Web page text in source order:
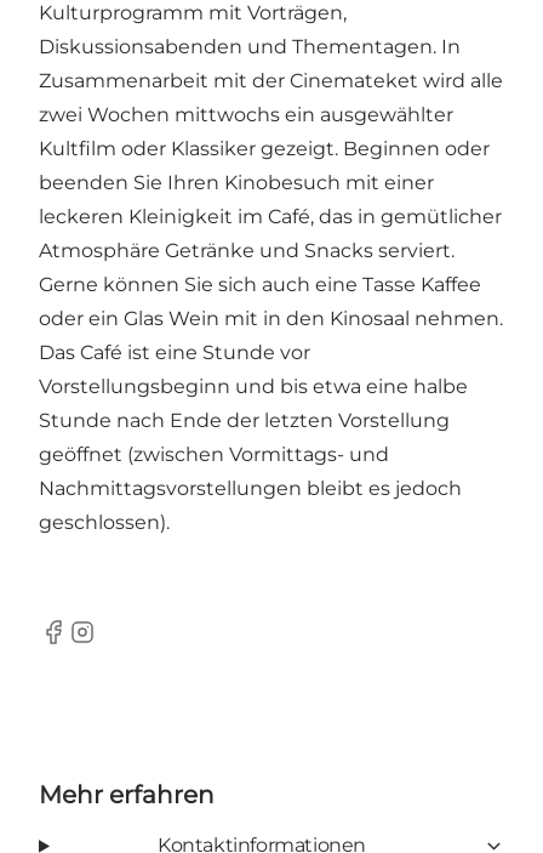
Kulturprogramm mit Vorträgen,
Diskussionsabenden und Thementagen. In
Zusammenarbeit mit der Cinemateket wird alle
zwei Wochen mittwochs ein ausgewählter
Kultfilm oder Klassiker gezeigt. Beginnen oder
beenden Sie Ihren Kinobesuch mit einer
leckeren Kleinigkeit im Café, das in gemütlicher
Atmosphäre Getränke und Snacks serviert.
Gerne können Sie sich auch eine Tasse Kaffee
oder ein Glas Wein mit in den Kinosaal nehmen.
Das Café ist eine Stunde vor
Vorstellungsbeginn und bis etwa eine halbe
Stunde nach Ende der letzten Vorstellung
geöffnet (zwischen Vormittags- und
Nachmittagsvorstellungen bleibt es jedoch
geschlossen).
Facebook
Instagram
Mehr erfahren
Kontaktinformationen